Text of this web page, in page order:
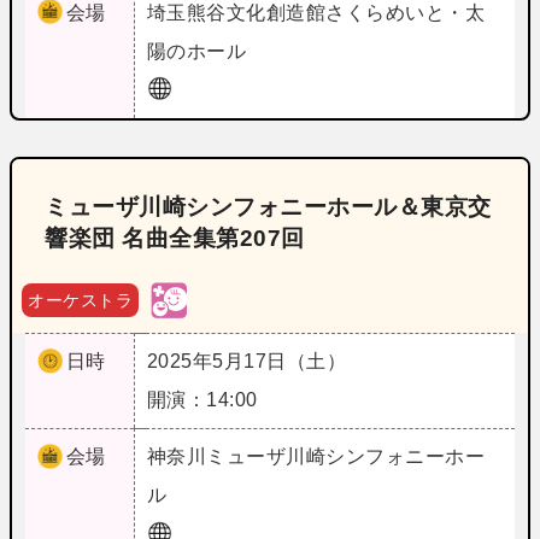
会場 埼玉 熊谷文化創造館さくらめいと・太
陽のホール
ミューザ川崎シンフォニーホール＆東京交
響楽団 名曲全集第207回
オーケストラ
日時
2025年5月17日（土）
開演：14:00
会場 神奈川
ミューザ川崎シンフォニーホー
ル